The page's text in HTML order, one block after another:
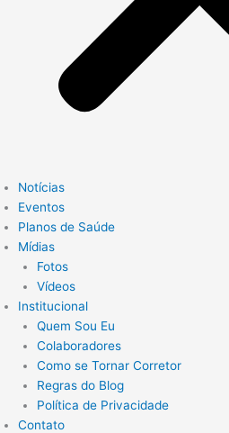
Notícias
Eventos
Planos de Saúde
Mídias
Fotos
Vídeos
Institucional
Quem Sou Eu
Colaboradores
Como se Tornar Corretor
Regras do Blog
Política de Privacidade
Contato